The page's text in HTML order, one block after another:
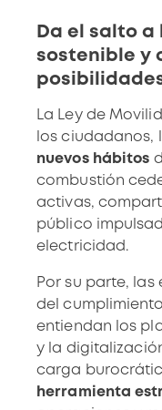
Da el salto
sostenible y
La Ley de
los ciudadanos,
nuevos hábitos
combustión
activas,
público
electricidad.
Por su parte, las
del
entiendan los
y la
carga
herramienta